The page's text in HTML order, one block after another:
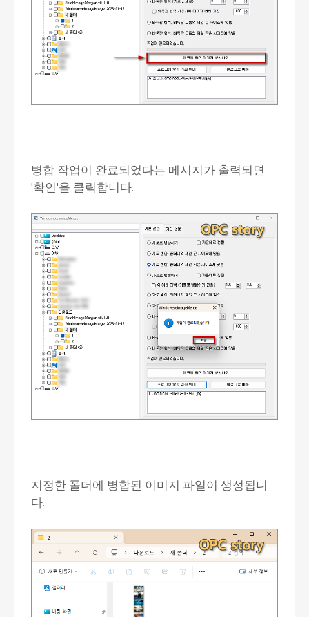
병합 작업이 완료되었다는 메시지가 출력되면
'확인'을 클릭합니다.
지정한 폴더에 병합된 이미지 파일이 생성됩니
다.